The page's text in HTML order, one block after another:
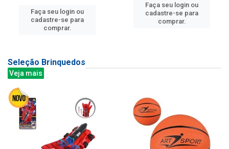
Faça seu login ou
cadastre-se para
comprar.
Faça seu login ou
cadastre-se para
comprar.
Seleção Brinquedos
Veja mais